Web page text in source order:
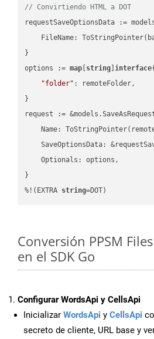
// Convirtiendo HTML a DOT
requestSaveOptionsData :=
FileName:
}
options := map string ]interface
"folder" : remoteFolder,
}
request :=
Name:
SaveOptionsData:
    Optionals: options,
}
%!(EXTRA string=DOT)
Conversión PPSM
en el SDK Go
Configurar WordsApi y CellsApi
Inicializar WordsApi y CellsApi
secreto de cliente, URL base y